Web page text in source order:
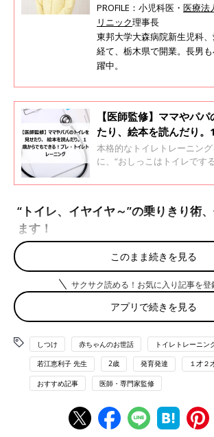
PROFILE：小児科医・ 医療法
リニック理事長
東邦大学大森病院新生児科
経て、栃木県で開業。長男
躍中。
【医師監修】ママやパ
たり、絵本を読んだり。
きる！プレ・トイレトレ
本格的なトイレトレーニン
に、“おしっこはトイレです
トレ｣。この時期は、親子の
つということが大切です。
“トイレ、イヤイヤ～”の乗りきり術
ます！
おむつはずれのイヤイヤは、かかわり方次第
られることもあります。けれど、かかわり方
に停滞することも。｢この先、どう進めたら
ママ・パパは必見！ 乗りきり術をお届けしま
おむつはずれのイヤイヤ CASE1 ｢トイレを
乗りきり術はコレ！
トイレをかわいく飾って楽しい場所にする
いなどの理由から、トイレを嫌がる子もいま
って、子どもが好きなキャラクターの補助便
このまま続きを見る
サクサク読める！お気に入り記事を登
アプリで続きを見る
しつけ 赤ちゃんのお世話 トイレトレーニン
若江恵利子 先生 2歳 発育発達 １才２
おすすめ記事 医師・専門家監修